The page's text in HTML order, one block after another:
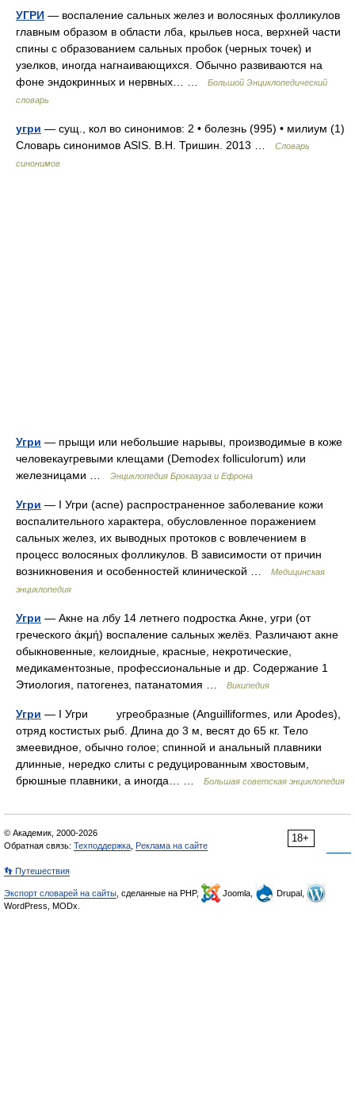
УГРИ — воспаление сальных желез и волосяных фолликулов
главным образом в области лба, крыльев носа, верхней части
спины с образованием сальных пробок (черных точек) и
узелков, иногда нагнаивающихся. Обычно развиваются на
фоне эндокринных и нервных… …
Большой Энциклопедический
словарь
угри — сущ., кол во синонимов: 2 • болезнь (995) • милиум (1)
Словарь синонимов ASIS. В.Н. Тришин. 2013 …
Словарь
синонимов
Угри — прыщи или небольшие нарывы, производимые в коже
человекаугревыми клещами (Demodex folliculorum) или
железницами …
Энциклопедия Брокгауза и Ефрона
Угри — I Угри (acne) распространенное заболевание кожи
воспалительного характера, обусловленное поражением
сальных желез, их выводных протоков с вовлечением в
процесс волосяных фолликулов. В зависимости от причин
возникновения и особенностей клинической …
Медицинская
энциклопедия
Угри — Акне на лбу 14 летнего подростка Акне, угри (от
греческого άκμή) воспаление сальных желёз. Различают акне
обыкновенные, келоидные, красные, некротические,
медикаментозные, профессиональные и др. Содержание 1
Этиология, патогенез, патанатомия …
Википедия
Угри — I Угри угреобразные (Anguilliformes, или Apodes),
отряд костистых рыб. Длина до 3 м, весят до 65 кг. Тело
змеевидное, обычно голое; спинной и анальный плавники
длинные, нередко слиты с редуцированным хвостовым,
брюшные плавники, а иногда… …
Большая советская энциклопедия
18+
© Академик, 2000-2026
Обратная связь: Техподдержка Реклама на сайте
👣 Путешествия
Экспорт словарей на сайты , сделанные на PHP, Joomla,
Drupal,
WordPress, MODx.